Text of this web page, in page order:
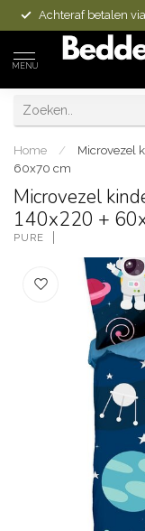
Achteraf betalen
MENU
Home /
Microvezel
60x70 cm
Microvezel
140x220 +
PURE